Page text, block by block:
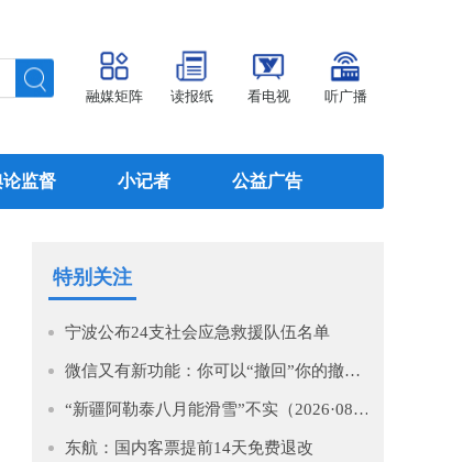
融媒矩阵 读报纸 看电视 听广播
论监督 小记者 公益广告
特别关注
宁波公布24支社会应急救援队伍名单
微信又有新功能：你可以“撤回”你的撤回了！
“新疆阿勒泰八月能滑雪”不实（2026·08·07）
东航：国内客票提前14天免费退改